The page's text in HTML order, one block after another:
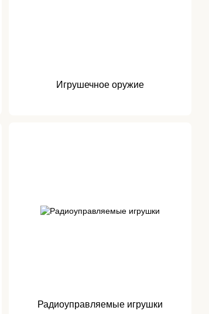
Игрушечное оружие
Радиоуправляемые игрушки